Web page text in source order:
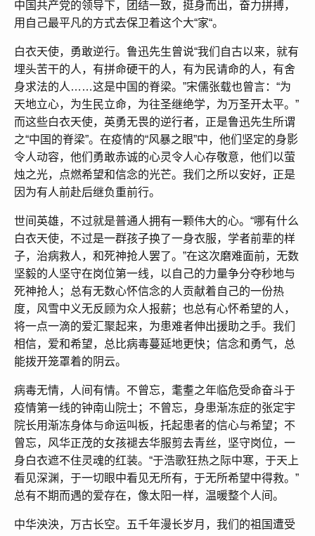
中国共产党的领导下，团结一致，挺身而出，奋力拼搏，
用自己最平凡的方式去保卫着这个大“家“。
白衣天使，勇敢逆行。鲁迅先生曾说“我们自古以来，就有
埋头苦干的人，有拼命硬干的人，有为民请命的人，有舍
身求法的人……这是中国的脊梁。”宋儒张载也曾言：“为
天地立心，为生民立命，为往圣继绝学，为万圣开太平。”
而这些白衣天使，英勇无畏的逆行者，正是鲁迅先生所谓
之“中国的脊梁”。在疫情的“风暴之眼”中，他们坚定的身影
令人动容，他们勇敢赤诚的心灵令人心存敬意，他们以萤
烛之光，点燃希望和信念的光芒。我们之所以安好，正是
因为有人前赴后继负重前行。
世间英雄，不过就是普通人拥有一颗伟大的心。“哪有什么
白衣天使，不过是一群孩子换了一身衣服，学者前辈的样
子，治病救人，和死神抢人罢了。”在这次磨难面前，无数
坚毅的人坚守在岗位第一线，以自己的力量争分夺秒地与
死神抢人；总有无数心怀信念的人贡献着自己的一份热
度，风雪中义无反顾为众人报薪；也总有心怀希望的人，
将一点一滴的爱汇聚起来，为患难者伸出援助之手。我们
相信，爱和希望，总比病毒蔓延地更快；信念和勇气，总
能拨开笼罩着的阴云。
病毒无情，人间有情。不曾忘，耄耋之年临危受命奋斗于
疫情第一线的钟南山院士；不曾忘，身患渐冻症的张定宇
院长用渐冻身体与命运叫板，托起患者的信心与希望；不
曾忘，风华正茂的女孩褪去华服剪去青丝，坚守岗位，一
身白衣遮不住灵魂的红装。“于浩歌狂热之际中寒，于天上
看见深渊，于一切眼中看见无所有，于无所希望中得救。”
总有不期而遇的爱存在，像太阳一样，温暖整个人间。
中华泱泱，万古长空。五千年漫长岁月，我们的祖国遭受